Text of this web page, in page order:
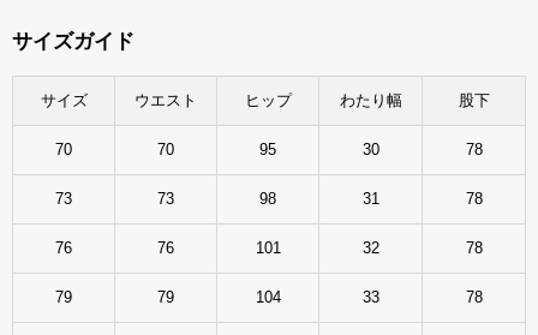
サイズガイド
サイズ ウエスト ヒップ わたり幅 股下
70 70 95 30 78
73 73 98 31 78
76 76 101 32 78
79 79 104 33 78